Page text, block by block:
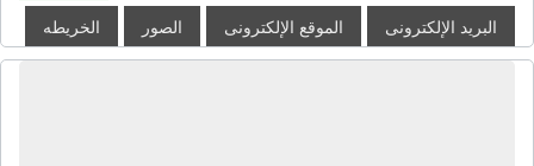
البريد الإلكترونى الموقع الإلكترونى الصور الخريطه